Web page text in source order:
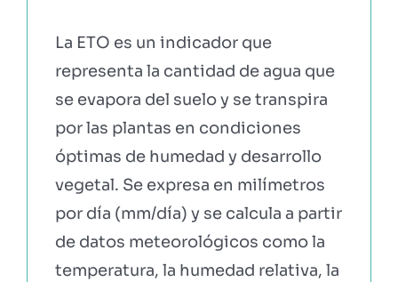
La ETO es un indicador que
representa la cantidad de agua que
se evapora del suelo y se transpira
por las plantas en condiciones
óptimas de humedad y desarrollo
vegetal. Se expresa en milímetros
por día (mm/día) y se calcula a partir
de datos meteorológicos como la
temperatura, la humedad relativa, la